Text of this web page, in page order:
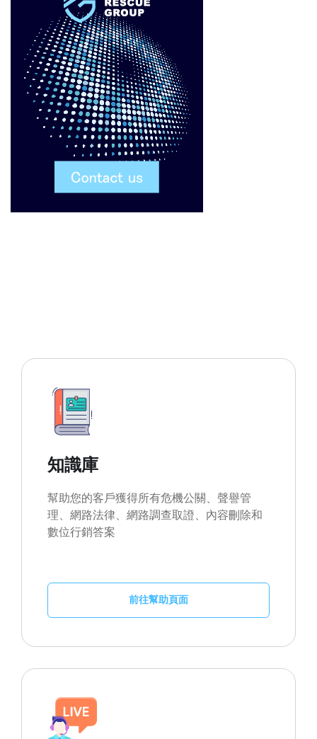
知識庫
幫助您的客戶獲得所有危機公關、聲譽管
理、網路法律、網路調查取證、內容刪除和
數位行銷答案
前往幫助頁面